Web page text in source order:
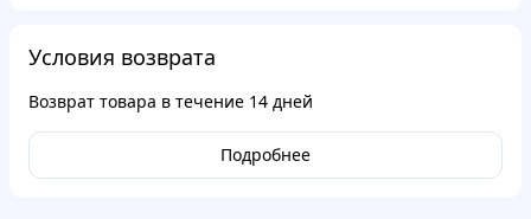
Условия возврата
Возврат товара в течение 14 дней
Подробнее